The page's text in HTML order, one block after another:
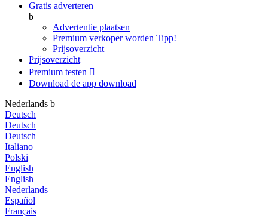
Gratis adverteren
b
Advertentie plaatsen
Premium verkoper worden Tipp!
Prijsoverzicht
Prijsoverzicht
Premium testen 
Download de app download
Nederlands b
Deutsch
Deutsch
Deutsch
Italiano
Polski
English
English
Nederlands
Español
Français